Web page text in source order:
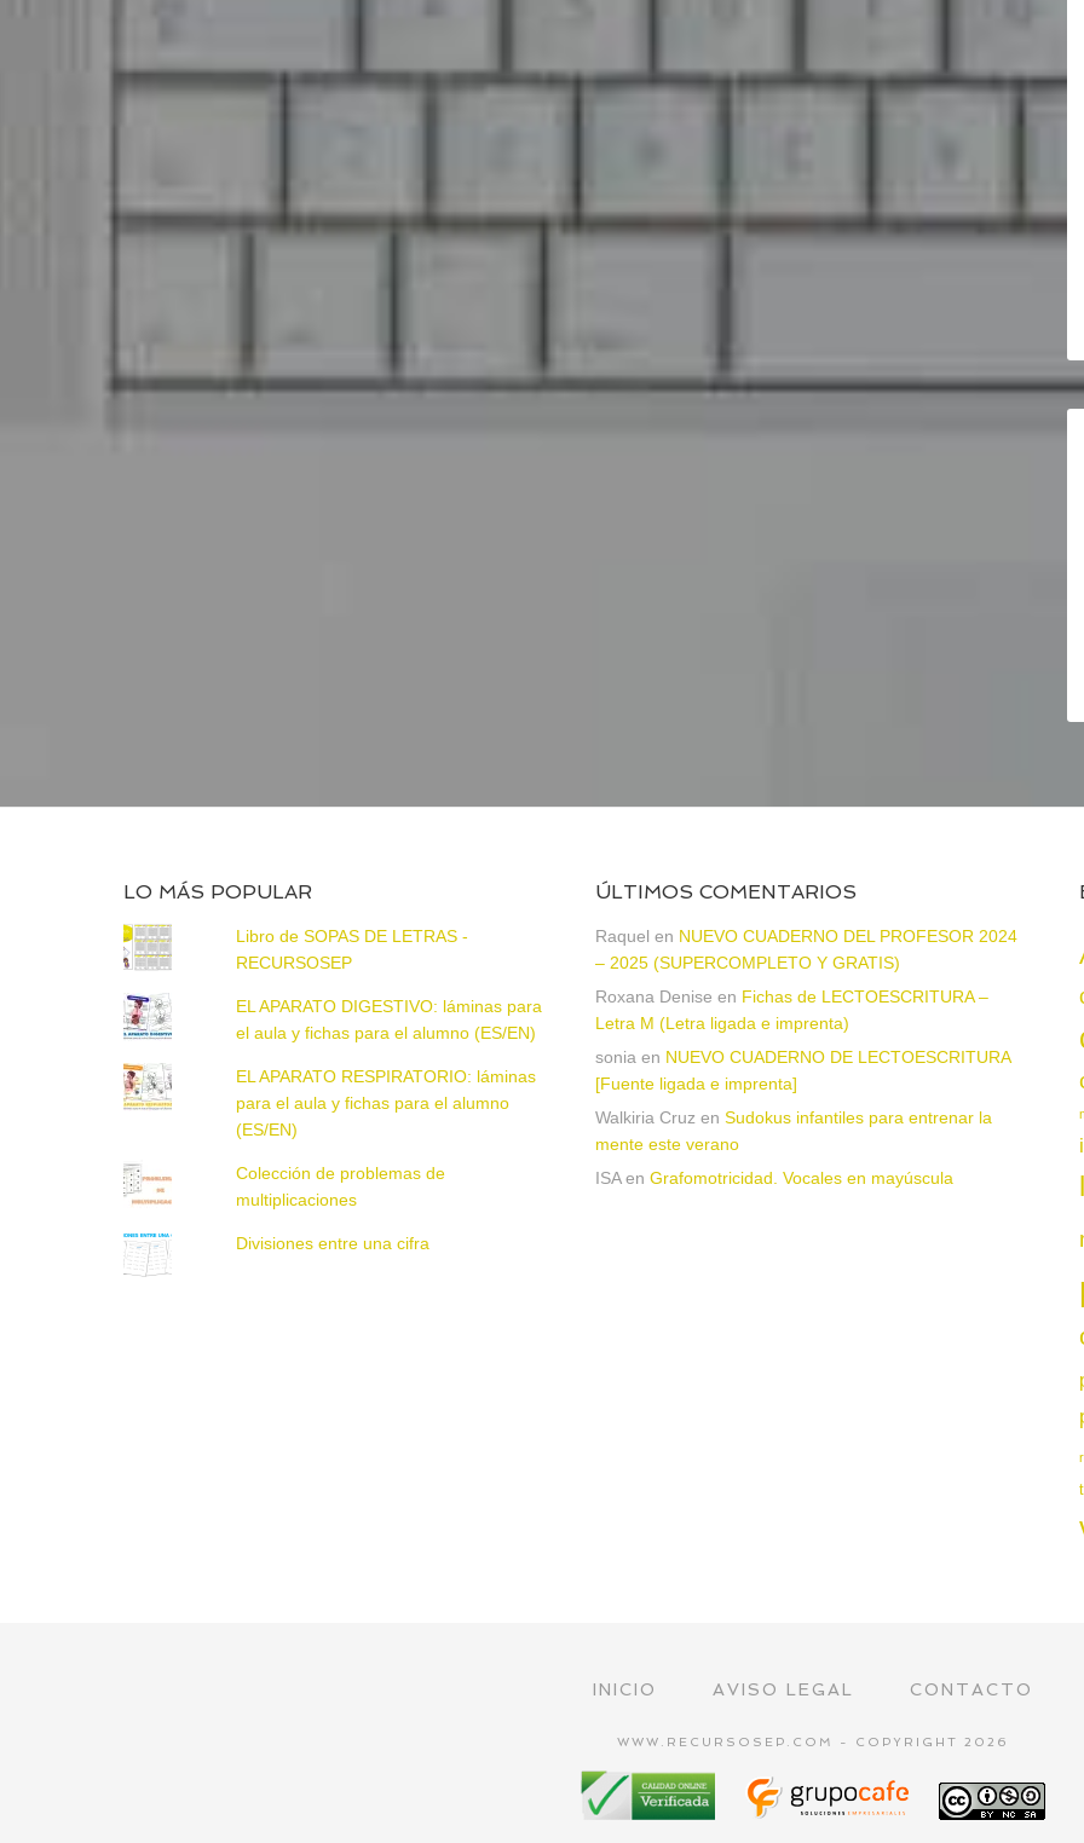
LO MÁS POPULAR
Libro de SOPAS DE LETRAS -
RECURSOSEP
EL APARATO DIGESTIVO: láminas para
el aula y fichas para el alumno (ES/EN)
EL APARATO RESPIRATORIO: láminas
para el aula y fichas para el alumno
(ES/EN)
Colección de problemas de
multiplicaciones
Divisiones entre una cifra
ÚLTIMOS COMENTARIOS
Raquel en NUEVO CUADERNO DEL PROFESOR 2024
– 2025 (SUPERCOMPLETO Y GRATIS)
Roxana Denise en Fichas de LECTOESCRITURA –
Letra M (Letra ligada e imprenta)
sonia en NUEVO CUADERNO DE LECTOESCRITURA
[Fuente ligada e imprenta]
Walkiria Cruz en Sudokus infantiles para entrenar la
mente este verano
ISAen Grafomotricidad. Vocales en mayúscula
INICIO AVISO LEGAL CONTACTO
WWW.RECURSOSEP.COM - COPYRIGHT 2026